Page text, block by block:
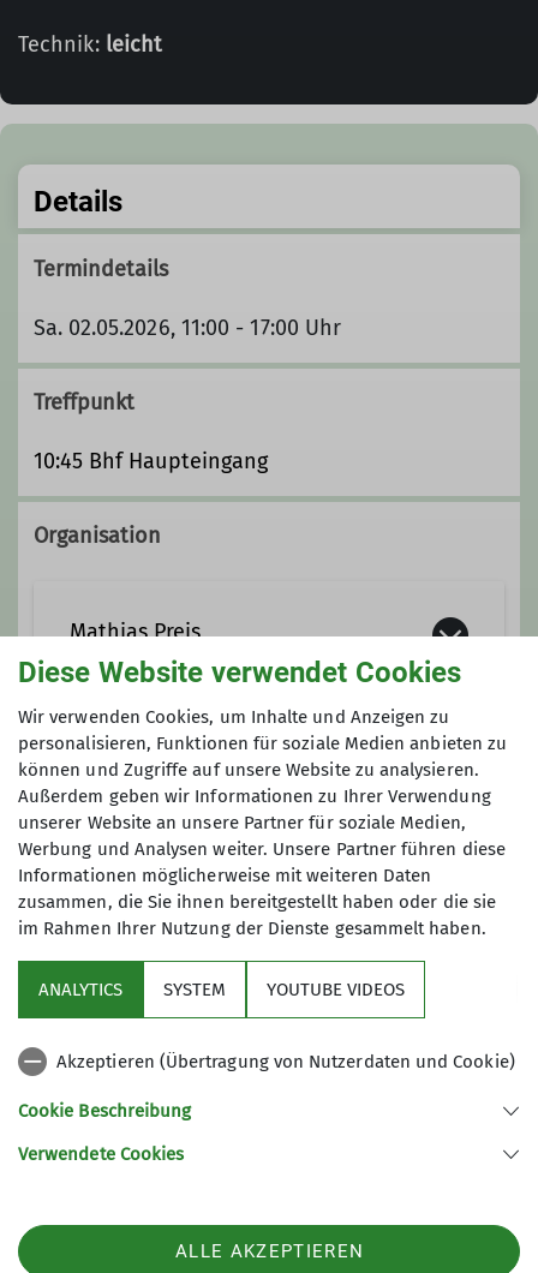
Technik: leicht
Details
Termindetails
Sa. 02.05.2026, 11:00 - 17:00 Uhr
Treffpunkt
10:45 Bhf Haupteingang
Organisation
Mathias Preis
mathiaspreis@posteo.de
Anmeldung bis
30.04.2026
Sektion
Aktuelles
Sektion Göttingen des Deutschen Alpenvereins e.V.
Kurze Straße 16
Diese Website verwendet Cookies
Wir verwenden Cookies, um Inhalte und Anzeigen zu
personalisieren, Funktionen für soziale Medien anbieten zu
können und Zugriffe auf unsere Website zu analysieren.
Außerdem geben wir Informationen zu Ihrer Verwendung
unserer Website an unsere Partner für soziale Medien,
Werbung und Analysen weiter. Unsere Partner führen diese
Informationen möglicherweise mit weiteren Daten
zusammen, die Sie ihnen bereitgestellt haben oder die sie
im Rahmen Ihrer Nutzung der Dienste gesammelt haben.
ANALYTICS SYSTEM YOUTUBE VIDEOS
Akzeptieren (Übertragung von Nutzerdaten und Cookie)
Cookie Beschreibung
Verwendete Cookies
ALLE AKZEPTIEREN